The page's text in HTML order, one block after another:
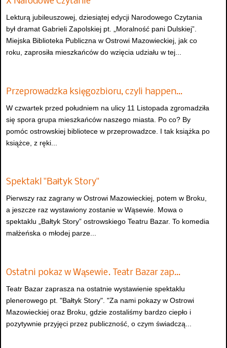
Lekturą jubileuszowej, dziesiątej edycji Narodowego Czytania
był dramat Gabrieli Zapolskiej pt. „Moralność pani Dulskiej”.
Miejska Biblioteka Publiczna w Ostrowi Mazowieckiej, jak co
roku, zaprosiła mieszkańców do wzięcia udziału w tej...
Przeprowadzka księgozbioru, czyli happen…
W czwartek przed południem na ulicy 11 Listopada zgromadziła
się spora grupa mieszkańców naszego miasta. Po co? By
pomóc ostrowskiej bibliotece w przeprowadzce. I tak książka po
książce, z ręki...
Spektakl "Bałtyk Story"
Pierwszy raz zagrany w Ostrowi Mazowieckiej, potem w Broku,
a jeszcze raz wystawiony zostanie w Wąsewie. Mowa o
spektaklu „Bałtyk Story” ostrowskiego Teatru Bazar. To komedia
małżeńska o młodej parze...
Ostatni pokaz w Wąsewie. Teatr Bazar zap…
Teatr Bazar zaprasza na ostatnie wystawienie spektaklu
plenerowego pt. "Bałtyk Story". "Za nami pokazy w Ostrowi
Mazowieckiej oraz Broku, gdzie zostaliśmy bardzo ciepło i
pozytywnie przyjęci przez publiczność, o czym świadczą...